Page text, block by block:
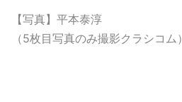
【写真】平本泰淳
（5枚目写真のみ撮影クラシコム）